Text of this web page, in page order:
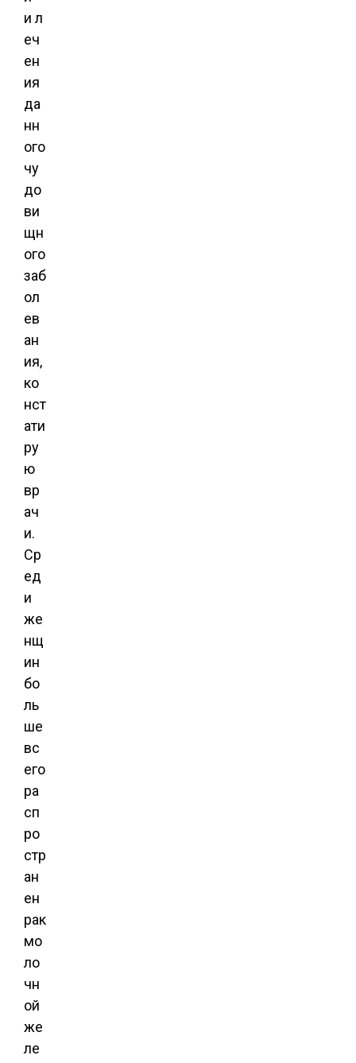
и л
еч
ен
ия
да
нн
ого
чу
до
ви
щн
ого
заб
ол
ев
ан
ия,
ко
нст
ати
ру
ю
вр
ач
и.
Ср
ед
и
же
нщ
ин
бо
ль
ше
вс
его
ра
сп
ро
стр
ан
ен
рак
мо
ло
чн
ой
же
ле